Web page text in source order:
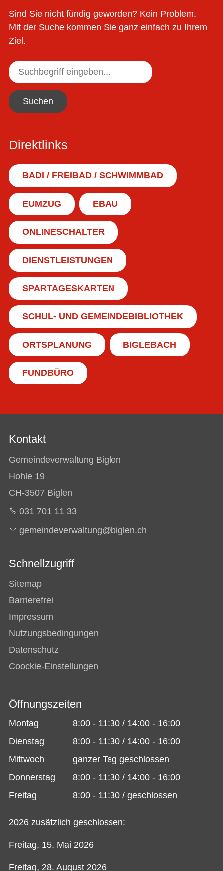
Direktlinks
BADI / FREIBAD / SCHWIMMBAD
EUMZUG EBAU
ONLINESCHALTER
DIENSTLEISTUNGEN
SPARTAGESKARTEN
SCHUL- UND GEMEINDEBIBLIOTHEK
ORTSPLANUNG BIGLEBACH
FUNDBÜRO
Sind Sie nicht fündig geworden? Kein Problem.
Mit der Suche kommen Sie ganz einfach zu Ihrem
Ziel.
Suchen
Kontakt
Gemeindeverwaltung Biglen
Hohle 19
CH-3507 Biglen
031 701 11 33
g m nd v rw lt ng b gl n ch
Schnellzugriff
Sitemap
Barrierefrei
Impressum
Nutzungsbedingungen
Datenschutz
Coockie-Einstellungen
Öffnungszeiten
Montag
8:00 - 11:30 / 14:00 - 16:00
Dienstag
8:00 - 11:30 / 14:00 - 16:00
Mittwoch
ganzer Tag geschlossen
Donnerstag
8:00 - 11:30 / 14:00 - 16:00
Freitag
8:00 - 11:30 / geschlossen
2026 zusätzlich geschlossen:
Freitag, 15. Mai 2026
Freitag, 28. August 2026